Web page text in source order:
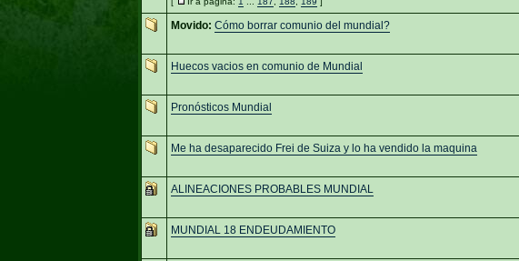
Movido: Cómo borrar comunio del mundial?
Huecos vacios en comunio de Mundial
Pronósticos Mundial
Me ha desaparecido Frei de Suiza y lo ha vendido la maquina
ALINEACIONES PROBABLES MUNDIAL
MUNDIAL 18 ENDEUDAMIENTO